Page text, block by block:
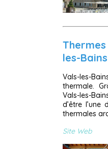
les-Bains
Vals-les-
thermale.
Vals-les-
d’être l’une
thermales
Site Web